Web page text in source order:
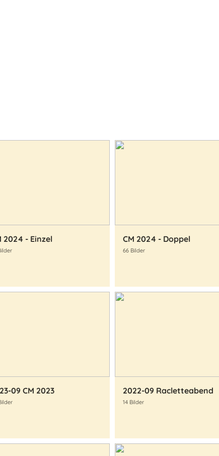
2024 - Einzel CM 2024 - Doppel
66 Bilder
09 CM 2023 2022-09 Racletteabend
14 Bilder